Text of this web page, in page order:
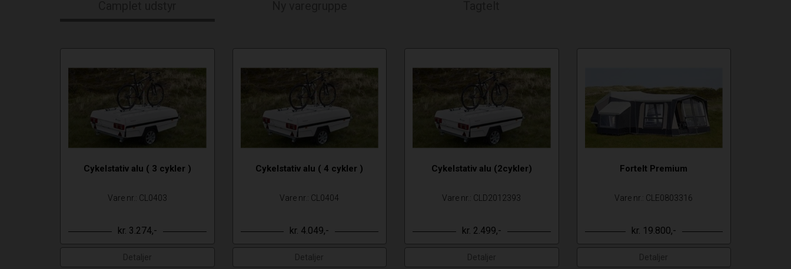
Cykelstativ alu ( 3 cykler )
Vare nr.: CL0403
kr. 3.274,-
Detaljer
Cykelstativ alu ( 4 cykler )
Vare nr.: CL0404
kr. 4.049,-
Detaljer
Cykelstativ alu (2cykler)
Vare nr.: CLD2012393
kr. 2.499,-
Detaljer
Fortelt Premium
Vare nr.: CLE0803316
kr. 19.800,-
Detaljer